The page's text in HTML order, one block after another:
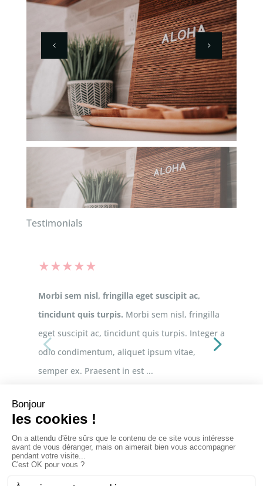
Testimonials
★★★★★
Morbi sem nisl, fringilla eget suscipit ac,
tincidunt quis turpis. Morbi sem nisl, fringilla
eget suscipit ac, tincidunt quis turpis. Integer a
odio condimentum, aliquet ipsum vitae,
semper ex. Praesent in est ...
Lola Martins